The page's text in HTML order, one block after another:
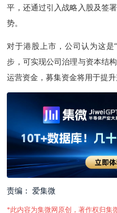
平，还通过引入战略入股及签
势。
对于港股上市，公司认为这是
步，可实现公司治理与资本结
运营资金，募集资金将用于提升
责编： 爱集微
*此内容为集微网原创，著作权归集